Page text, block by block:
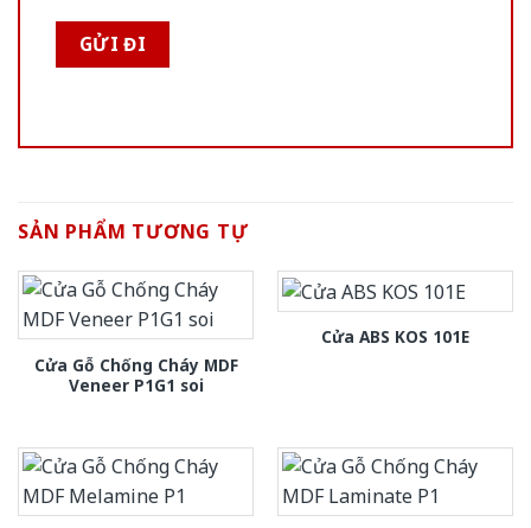
SẢN PHẨM TƯƠNG TỰ
Cửa Gỗ Chống Cháy MDF
Veneer P1G1 soi
Cửa ABS KOS 101E